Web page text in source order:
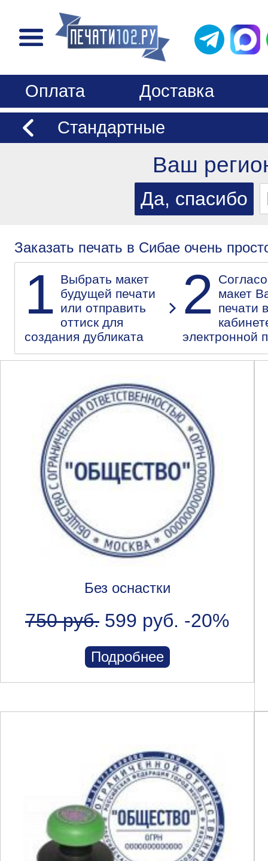
Оплата
Доставка
Стандартные
Ваш
Заказать печать в Сибае очень
1 Выбрать макет
будущей печати
или отправить
оттиск для
создания дубликата
2
макет
печати
электронной
Без оснастки
750 руб. 599 руб. -20%
Подробнее